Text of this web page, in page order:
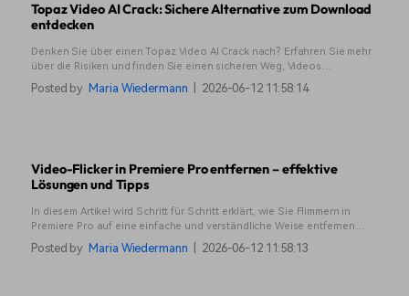
Topaz Video AI Crack: Sichere Alternative zum Download
entdecken
Denken Sie über einen Topaz Video AI Crack nach? Erfahren Sie mehr
über die Risiken und finden Sie einen sicheren Weg, Videos
hochzuskalieren und wiederherzustellen, ohne Ihrem System zu schaden.
Posted by Maria Wiedermann 2026-06-12 11:58:14
Video-Flicker in Premiere Pro entfernen – effektive
Lösungen und Tipps
In diesem Artikel wird Schritt für Schritt erklärt, wie Sie Flimmern in
Premiere Pro auf eine einfache und verständliche Weise entfernen
können. Von schnellen Lösungen bis zu effektiveren Methoden erfahren
Sie genau, was Sie als Nächstes ausprobieren sollten.
Posted by Maria Wiedermann 2026-06-12 11:58:13